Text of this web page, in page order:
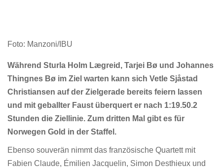
Foto: Manzoni/IBU
Während Sturla Holm Lægreid, Tarjei Bø und Johannes
Thingnes Bø im Ziel warten kann sich Vetle Sjåstad
Christiansen auf der Zielgerade bereits feiern lassen
und mit geballter Faust überquert er nach 1:19.50.2
Stunden die Ziellinie. Zum dritten Mal gibt es für
Norwegen Gold in der Staffel.
Ebenso souverän nimmt das französische Quartett mit
Fabien Claude, Émilien Jacquelin, Simon Desthieux und